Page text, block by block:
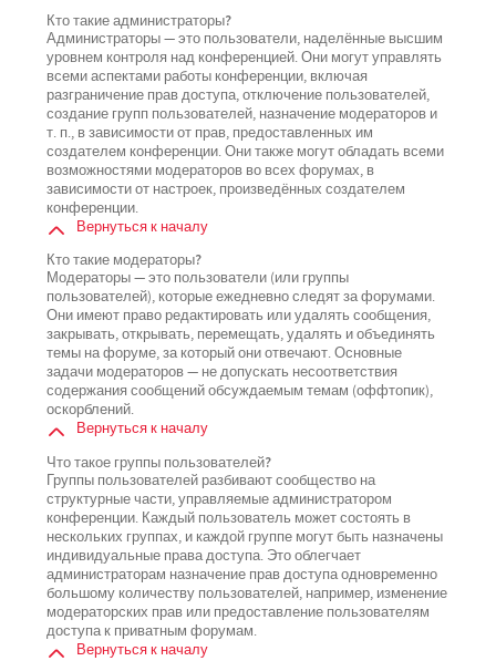
Кто такие администраторы?
Администраторы — это пользователи, наделённые высшим
уровнем контроля над конференцией. Они могут управлять
всеми аспектами работы конференции, включая
разграничение прав доступа, отключение пользователей,
создание групп пользователей, назначение модераторов и
т. п., в зависимости от прав, предоставленных им
создателем конференции. Они также могут обладать всеми
возможностями модераторов во всех форумах, в
зависимости от настроек, произведённых создателем
конференции.
Вернуться к началу
Кто такие модераторы?
Модераторы — это пользователи (или группы
пользователей), которые ежедневно следят за форумами.
Они имеют право редактировать или удалять сообщения,
закрывать, открывать, перемещать, удалять и объединять
темы на форуме, за который они отвечают. Основные
задачи модераторов — не допускать несоответствия
содержания сообщений обсуждаемым темам (оффтопик),
оскорблений.
Вернуться к началу
Что такое группы пользователей?
Группы пользователей разбивают сообщество на
структурные части, управляемые администратором
конференции. Каждый пользователь может состоять в
нескольких группах, и каждой группе могут быть назначены
индивидуальные права доступа. Это облегчает
администраторам назначение прав доступа одновременно
большому количеству пользователей, например, изменение
модераторских прав или предоставление пользователям
доступа к приватным форумам.
Вернуться к началу